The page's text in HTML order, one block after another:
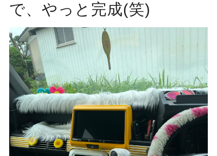
で、やっと完成(笑)